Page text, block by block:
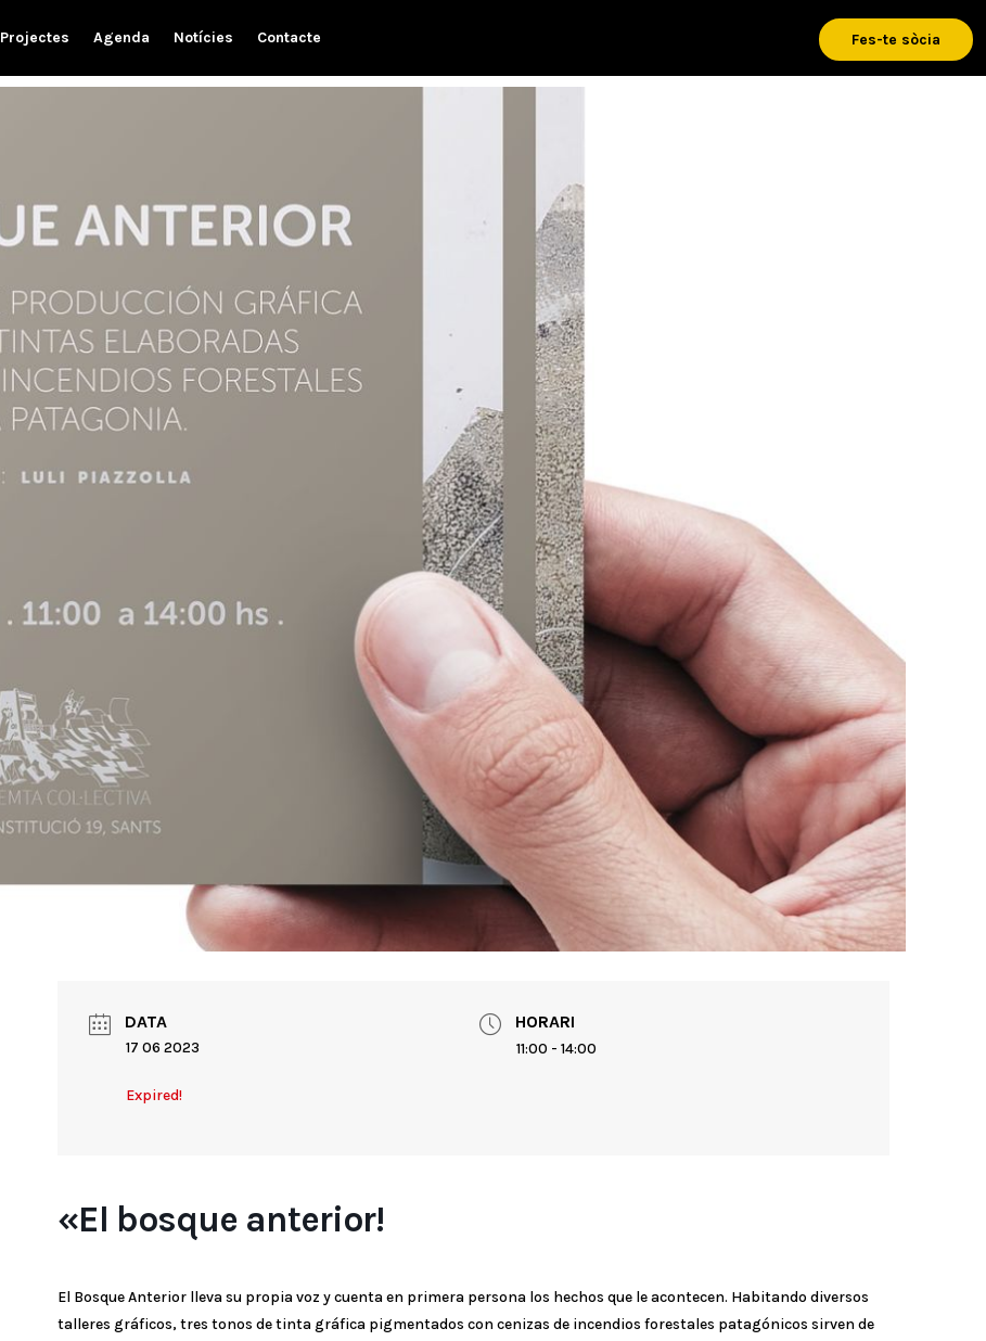
Projectes Agenda Notícies Contacte Fes-te sòcia
DATA
17 06 2023
Expired!
HORARI
11:00 - 14:00
«El bosque anterior!
El Bosque Anterior lleva su propia voz y cuenta en primera persona los hechos que le acontecen. Habitando diversos
talleres gráficos, tres tonos de tinta gráfica pigmentados con cenizas de incendios forestales patagónicos sirven de